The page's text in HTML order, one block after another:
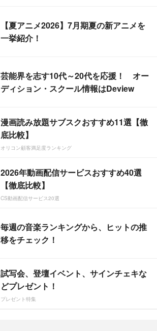
【夏アニメ2026】7月期夏の新アニメを
一挙紹介！
芸能界を志す10代～20代を応援！ オー
ディション・スクール情報はDeview
漫画読み放題サブスクおすすめ11選【徹
底比較】
オリコン顧客満足度ランキング
2026年動画配信サービスおすすめ40選
【徹底比較】
CS動画配信サービス20選
毎週の音楽ランキングから、ヒットの推
移をチェック！
試写会、登壇イベント、サインチェキな
どプレゼント！
プレゼント特集